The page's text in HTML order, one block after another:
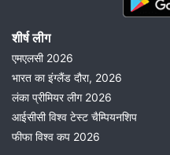
शीर्ष लीग
एमएलसी 2026
भारत का इंग्लैंड दौरा, 2026
लंका प्रीमियर लीग 2026
आईसीसी विश्व टेस्ट चैम्पियनशिप
फीफा विश्व कप 2026